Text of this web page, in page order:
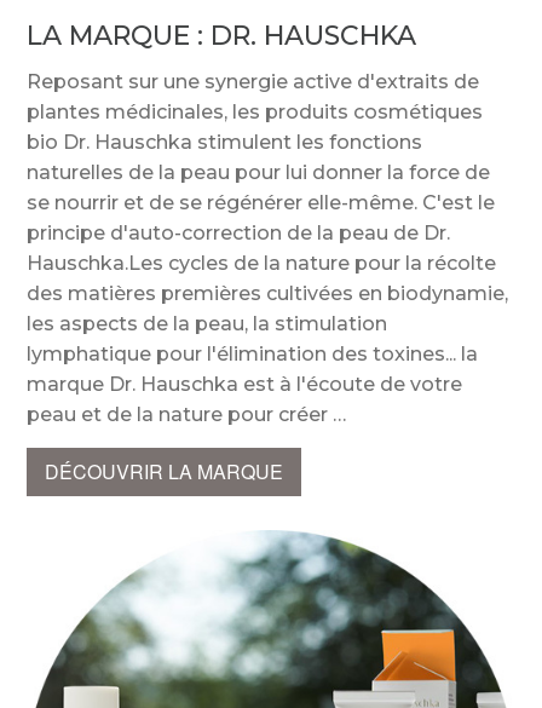
LA MARQUE : DR. HAUSCHKA
Reposant sur une synergie active d'extraits de
plantes médicinales, les produits cosmétiques
bio Dr. Hauschka stimulent les fonctions
naturelles de la peau pour lui donner la force de
se nourrir et de se régénérer elle-même. C'est le
principe d'auto-correction de la peau de Dr.
Hauschka.Les cycles de la nature pour la récolte
des matières premières cultivées en biodynamie,
les aspects de la peau, la stimulation
lymphatique pour l'élimination des toxines... la
marque Dr. Hauschka est à l'écoute de votre
peau et de la nature pour créer
DÉCOUVRIR LA MARQUE